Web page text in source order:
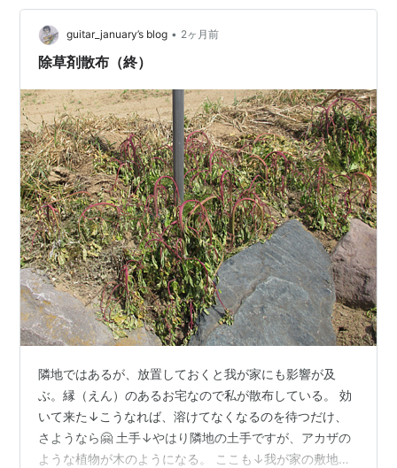
guitar_january’s blog • 2ヶ月前
除草剤散布（終）
隣地ではあるが、放置しておくと我が家にも影響が及
ぶ。縁（えん）のあるお宅なので私が散布している。 効
いて来た↓こうなれば、溶けてなくなるのを待つだけ、
さようなら🤗 土手↓やはり隣地の土手ですが、アカザの
ような植物が木のようになる。 ここも↓我が家の敷地よ